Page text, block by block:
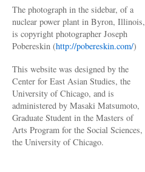
The photograph in the sidebar, of a
nuclear power plant in Byron, Illinois,
is copyright photographer Joseph
Pobereskin (http://pobereskin.com/)
This website was designed by the
Center for East Asian Studies, the
University of Chicago, and is
administered by Masaki Matsumoto,
Graduate Student in the Masters of
Arts Program for the Social Sciences,
the University of Chicago.